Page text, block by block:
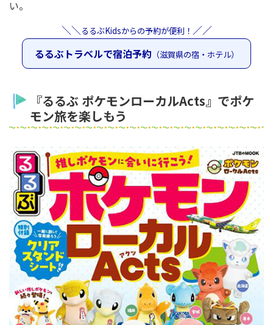
い。
＼＼るるぶKidsからの予約が便利！ ／／
るるぶトラベルで宿泊予約 （滋賀県の宿・ホテル）
『るるぶ ポケモンローカルActs』でポケ
モン旅を楽しもう